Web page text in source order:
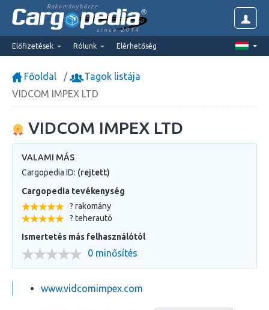
Rakománybörze
since 2014
Előfizetések Rólunk Elérhetőség
Főoldal
Tagok listája
VIDCOM IMPEX LTD
VIDCOM IMPEX LTD
VALAMI MÁS
Cargopedia ID: (rejtett)
Cargopedia tevékenység
? rakomány
? teherautó
Ismertetés más felhasználótól
0 minősítés
www.vidcomimpex.com